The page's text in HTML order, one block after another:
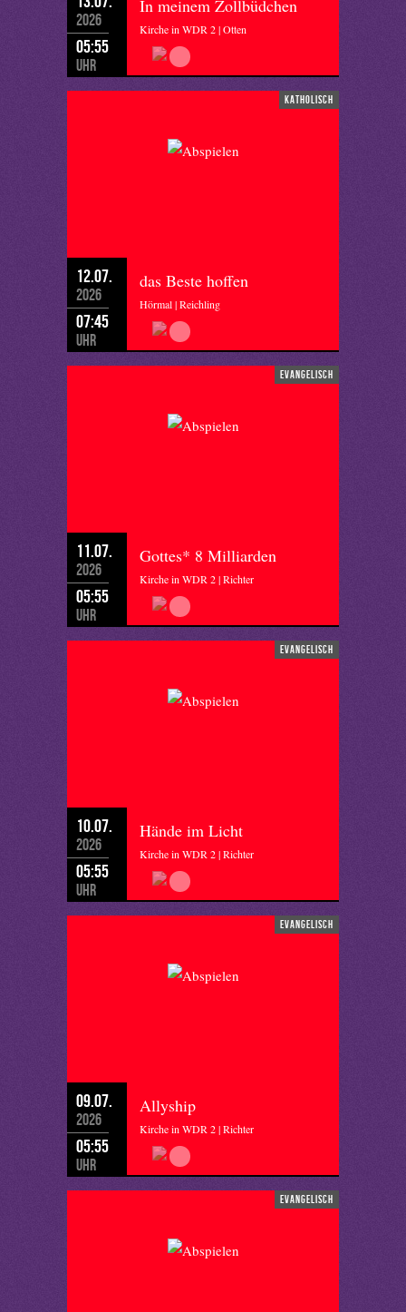
2026
05:55
Uhr
In meinem Zollbüdchen
Kirche in WDR 2 | Otten
katholisch
12.07.
2026
07:45
Uhr
das Beste hoffen
Hörmal | Reichling
evangelisch
11.07.
2026
05:55
Uhr
Gottes* 8 Milliarden
Kirche in WDR 2 | Richter
evangelisch
10.07.
2026
05:55
Uhr
Hände im Licht
Kirche in WDR 2 | Richter
evangelisch
09.07.
2026
05:55
Uhr
Allyship
Kirche in WDR 2 | Richter
evangelisch